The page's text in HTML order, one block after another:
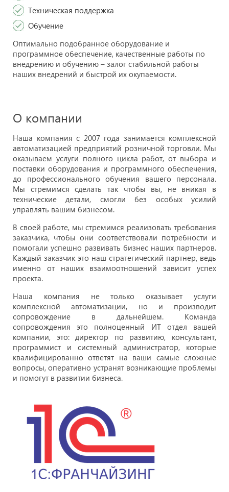
Техническая поддержка
Обучение
Оптимально подобранное оборудование и
программное обеспечение, качественные работы по
внедрению и обучению – залог стабильной работы
наших внедрений и быстрой их окупаемости.
О компании
Наша компания c 2007 года занимается комплексной
автоматизацией предприятий розничной торговли. Мы
оказываем услуги полного цикла работ, от выбора и
поставки оборудования и программного обеспечения,
до профессионального обучения вашего персонала.
Мы стремимся сделать так чтобы вы, не вникая в
технические детали, смогли без особых усилий
управлять вашим бизнесом.
В своей работе, мы стремимся реализовать требования
заказчика, чтобы они соответствовали потребности и
помогали успешно развивать бизнес наших партнеров.
Каждый заказчик это наш стратегический партнер, ведь
именно от наших взаимоотношений зависит успех
проекта.
Наша компания не только оказывает услуги
комплексной автоматизации, но и производит
сопровождение в дальнейшем. Команда
сопровождения это полноценный ИТ отдел вашей
компании, это: директор по развитию, консультант,
программист и системный администратор, которые
квалифицированно ответят на ваши самые сложные
вопросы, оперативно устранят возникающие проблемы
и помогут в развитии бизнеса.